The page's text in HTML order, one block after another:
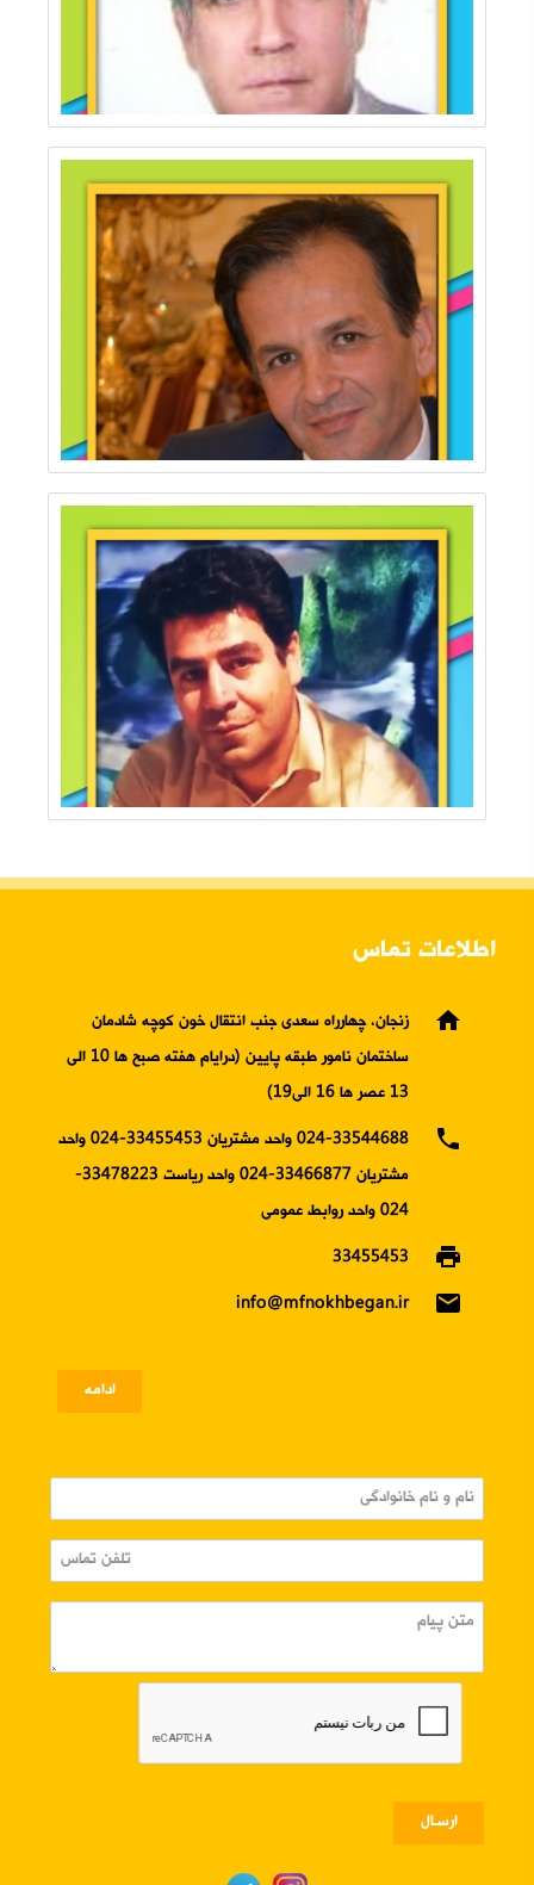
اطلاعات تماس
home
زنجان، چهارراه سعدی جنب انتقال خون کوچه شادمان
ساختمان نامور طبقه پایین (درایام هفته صبح ها 10 الی
13 عصر ها 16 الی19)
phone
024-33544688 واحد مشتریان 33455453-024 واحد
مشتریان 33466877-024 واحد ریاست 33478223-
024 واحد روابط عمومی
print
33455453
email
info@mfnokhbegan.ir
ادامه
ارسـال